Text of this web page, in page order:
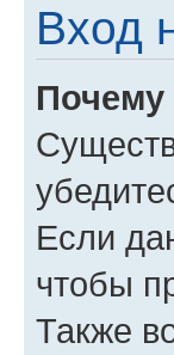
Вход
Почему
Если
чтобы
Также